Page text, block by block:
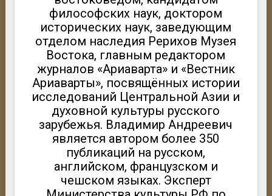
философских наук, доктором
исторических наук, заведующим
отделом наследия Рерихов Музея
Востока, главным редактором
журналов «Ариаварта» и «Вестник
Ариаварты», посвящённых истории
исследований Центральной Азии и
духовной культуры русского
зарубежья. Владимир Андреевич
является автором более 350
публикаций на русском,
английском, французском и
чешском языках. Эксперт